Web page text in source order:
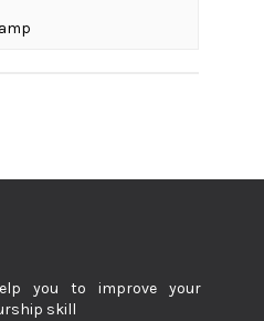
you to improve your
skill